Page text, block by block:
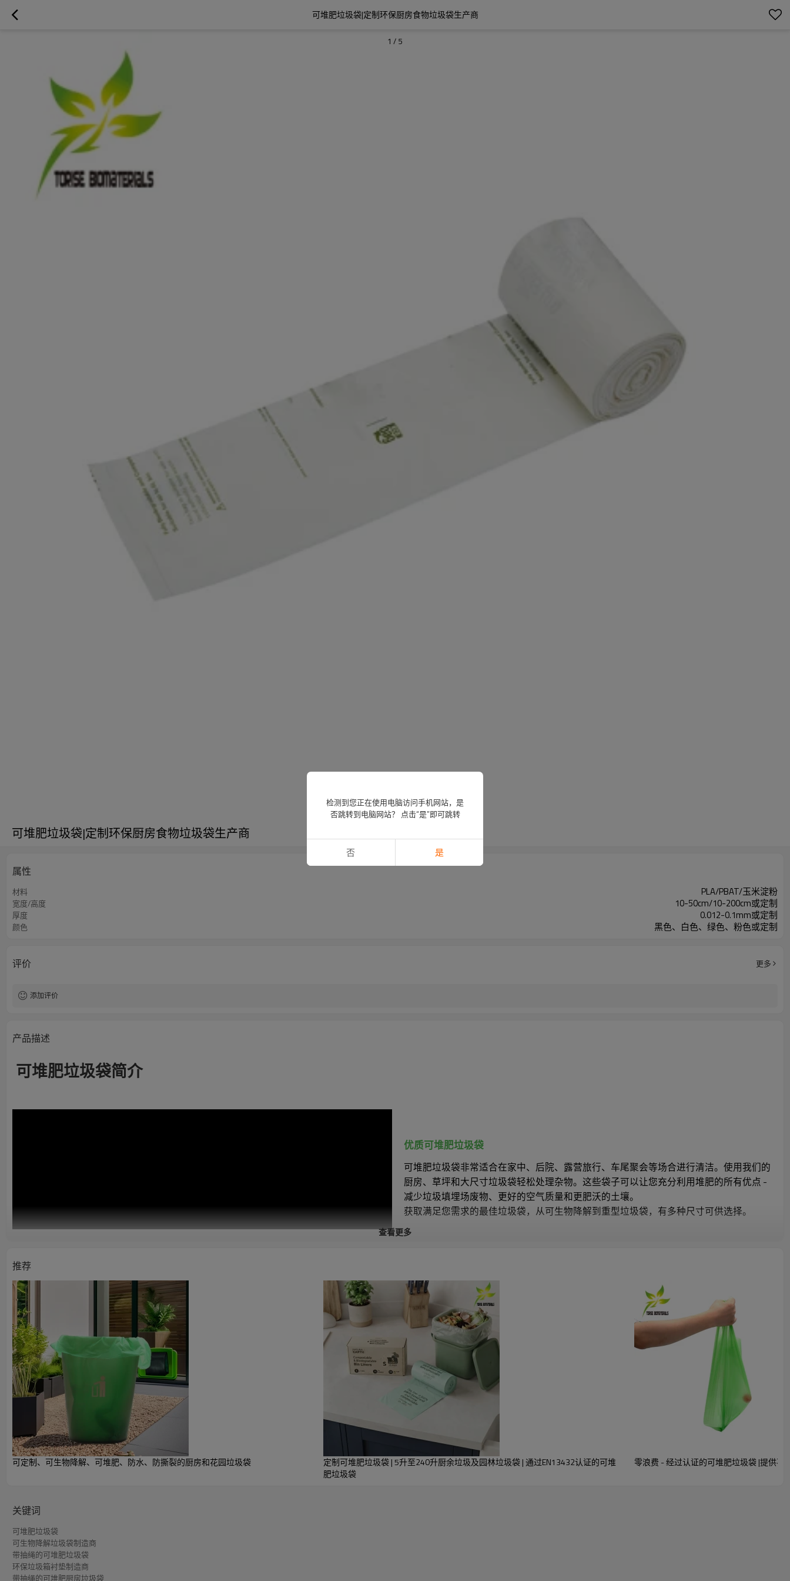
可堆肥垃圾袋|定制环保厨房食物垃圾袋生产商
1 / 5
可堆肥垃圾袋|定制环保厨房食物垃圾袋生产商
属性
材料 PLA/PBAT/玉米淀粉
宽度/高度 10-50cm/10-200cm或定制
厚度 0.012-0.1mm或定制
颜色 黑色、白色、绿色、粉色或定制
评价 更多
添加评价
产品描述
可堆肥垃圾袋简介
优质可堆肥垃圾袋
可堆肥垃圾袋非常适合在家中、后院、露营旅行、车尾聚会等场合进行清洁。使用我们的
厨房、草坪和大尺寸垃圾袋轻松处理杂物。这些袋子可以让您充分利用堆肥的所有优点 -
减少垃圾填埋场废物、更好的空气质量和更肥沃的土壤。
获取满足您需求的最佳垃圾袋，从可生物降解到重型垃圾袋，有多种尺寸可供选择。
√水性油墨。
以植物为基础。
√ 环保的。
产品详细参数
产品目录- 天仁生物材料
特点： 可堆肥和可生物降解
PLA/PBAT/玉米淀粉等。让我们了解您的需求，我们将为您推荐。
设计印刷：
墨水类型：
查看更多
推荐
可定制、可生物降解、可堆肥、防水、防撕裂的厨房和花园垃圾袋
定制可堆肥垃圾袋 | 5升至240升厨余垃圾及园林垃圾袋 | 通过EN13432认证的可堆
肥垃圾袋
零浪费 - 经过认证的可堆肥垃圾袋 |提供不
关键词
可堆肥垃圾袋
可生物降解垃圾袋制造商
带抽绳的可堆肥垃圾袋
环保垃圾箱衬垫制造商
带抽绳的可堆肥厨房垃圾袋
检测到您正在使用电脑访问手机网站，是
否跳转到电脑网站？ 点击“是”即可跳转
否 是